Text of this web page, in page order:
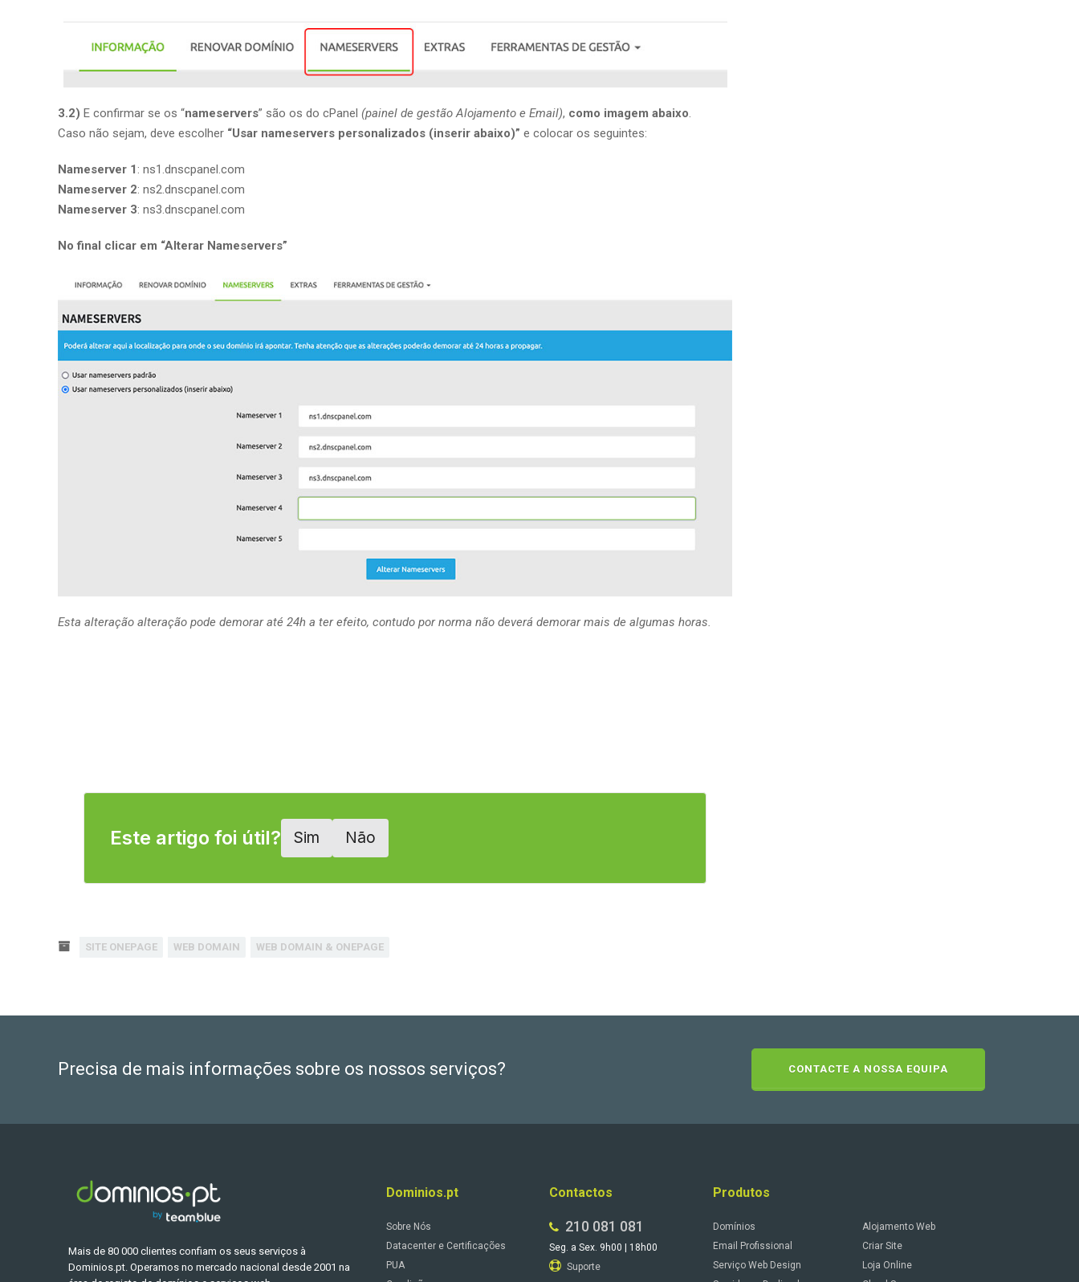
3.2) E confirmar se os “nameservers” são os do cPanel (painel de gestão Alojamento e Email), como imagem abaixo.
Caso não sejam, deve escolher “Usar nameservers personalizados (inserir abaixo)” e colocar os seguintes:
Nameserver 1 : ns1.dnscpanel.com
Nameserver 2: ns2.dnscpanel.com
Nameserver 3: ns3.dnscpanel.com
No final clicar em “Alterar Nameservers”
Esta alteração alteração pode demorar até 24h a ter efeito, contudo por norma não deverá demorar mais de algumas horas.
Este artigo foi útil? Sim Não
SITE ONEPAGE WEB DOMAIN WEB DOMAIN & ONEPAGE
Precisa de mais informações sobre os nossos serviços? CONTACTE A NOSSA EQUIPA
Mais de 80 000 clientes confiam os seus serviços à
Dominios.pt. Operamos no mercado nacional desde 2001 na
Dominios.pt
Sobre Nós
Datacenter e Certificações
PUA
Contactos
210 081 081
Seg. a Sex. 9h00 | 18h00
Suporte
Produtos
Domínios
Alojamento Web
Email Profissional
Criar Site
Serviço Web Design
Loja Online